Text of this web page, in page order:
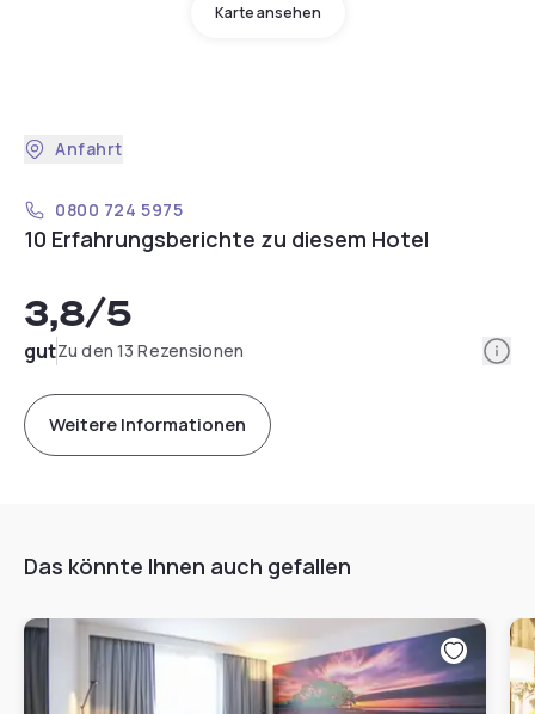
Karte ansehen
Anfahrt
0800 724 5975
10 Erfahrungsberichte zu diesem Hotel
3,8/5
gutZu den 13 Rezensionen
Weitere Informationen
Das könnte Ihnen auch gefallen